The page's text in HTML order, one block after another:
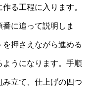
る工程に入ります。
に追って説明しま
押さえながら進める
ようになります。手順
立て、仕上げの四つ